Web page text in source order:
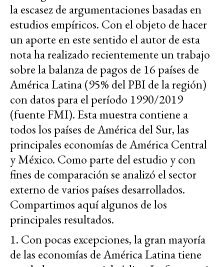
la escasez de argumentaciones basadas en
estudios empíricos. Con el objeto de hacer
un aporte en este sentido el autor de esta
nota ha realizado recientemente un trabajo
sobre la balanza de pagos de 16 países de
América Latina (95% del PBI de la región)
con datos para el período 1990/2019
(fuente FMI). Esta muestra contiene a
todos los países de América del Sur, las
principales economías de América Central
y México. Como parte del estudio y con
fines de comparación se analizó el sector
externo de varios países desarrollados.
Compartimos aquí algunos de los
principales resultados.
1. Con pocas excepciones, la gran mayoría
de las economías de América Latina tiene